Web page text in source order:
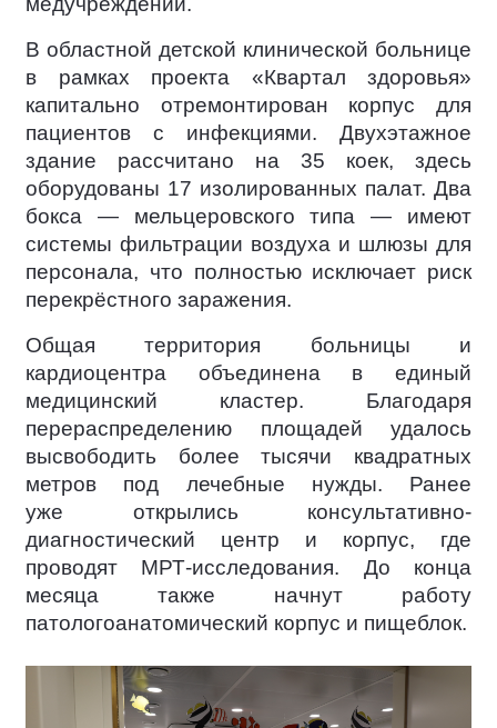
В областной детской клинической больнице
в рамках проекта «Квартал здоровья»
капитально отремонтирован корпус для
пациентов с инфекциями. Двухэтажное
здание рассчитано на 35 коек, здесь
оборудованы 17 изолированных палат. Два
бокса — мельцеровского типа — имеют
системы фильтрации воздуха и шлюзы для
персонала, что полностью исключает риск
перекрёстного заражения.
Общая территория больницы и
кардиоцентра объединена в единый
медицинский кластер. Благодаря
перераспределению площадей удалось
высвободить более тысячи квадратных
метров под лечебные нужды. Ранее
уже открылись консультативно-
диагностический центр и корпус, где
проводят МРТ-исследования. До конца
месяца также начнут работу
патологоанатомический корпус и пищеблок.